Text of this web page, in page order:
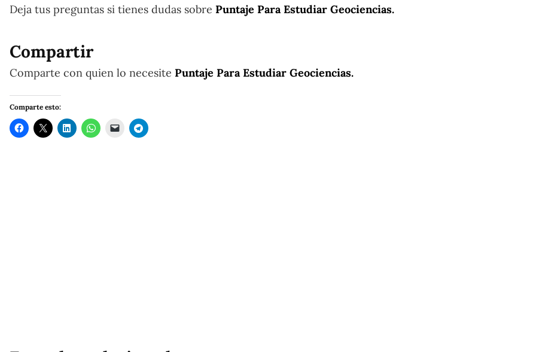
Deja tus preguntas si tienes dudas sobre Puntaje Para Estudiar Geociencias.
Compartir
Comparte con quien lo necesite Puntaje Para Estudiar Geociencias.
Comparte esto: